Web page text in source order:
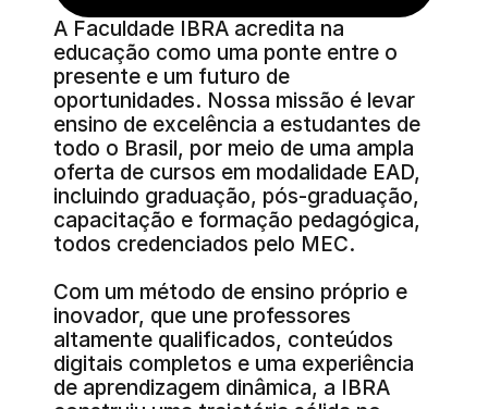
A Faculdade IBRA acredita na
educação como uma ponte entre o
presente e um futuro de
oportunidades. Nossa missão é levar
ensino de excelência a estudantes de
todo o Brasil, por meio de uma ampla
oferta de cursos em modalidade EAD,
incluindo graduação, pós-graduação,
capacitação e formação pedagógica,
todos credenciados pelo MEC.
Com um método de ensino próprio e
inovador, que une professores
altamente qualificados, conteúdos
digitais completos e uma experiência
de aprendizagem dinâmica, a IBRA